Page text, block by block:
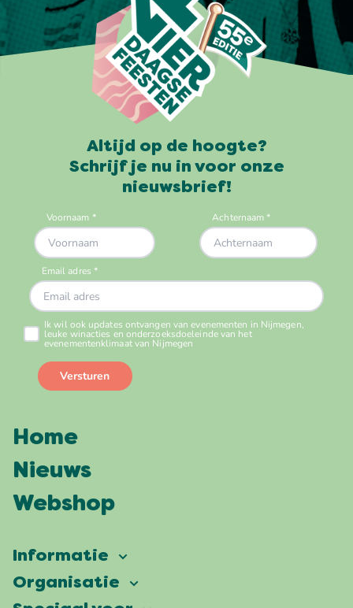
Altijd op de hoogte?
Schrijf je nu in voor onze
nieuwsbrief!
Home
Nieuws
Webshop
Informatie
Vierdaagsefeesten
Organisatie
Onze ambitie